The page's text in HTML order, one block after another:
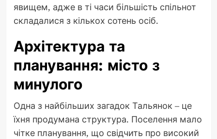
явищем, адже в ті часи більшість спільнот
складалися з кількох сотень осіб.
Архітектура та
планування: місто з
минулого
Одна з найбільших загадок Тальянок – це
їхня продумана структура. Поселення мало
чітке планування, що свідчить про високий